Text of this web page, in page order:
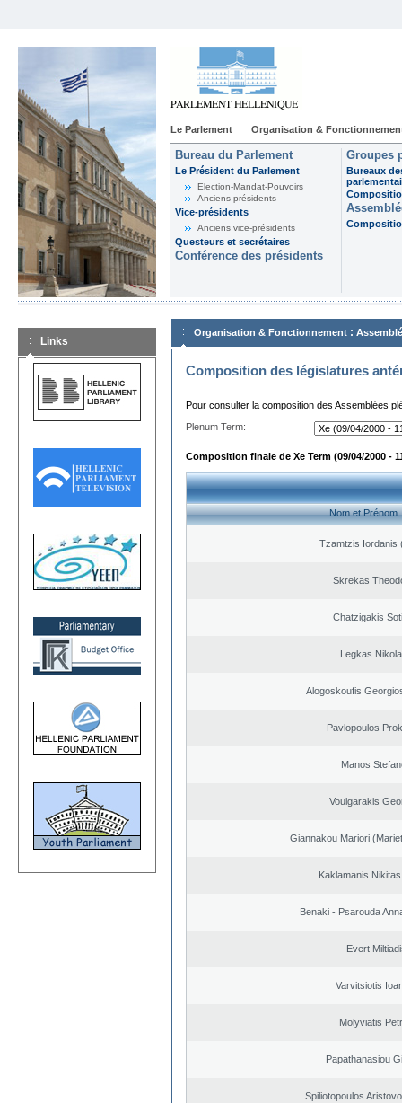
Le Parlement Organisation &
Bureau du Parlement
Le Président du Parlement
Election-Mandat-Pouvoirs
Anciens présidents
Vice-présidents
Anciens vice-présidents
Questeurs et secrétaires
Conférence des présidents
Groupes
Bureaux
Links
Organisation & Fonctionnement :
Composition des législatures
Pour consulter la composition des Assemblées
Plenum Term:
Composition finale de Xe Term (09/04/2000 -
Nom et Prénom
Tzamtzis Iordanis
Skrekas
Chatzigakis
Legkas
Alogoskoufis
Pavlopoulos
Manos
Voulgarakis
Giannakou Mariori
Kaklamanis
Benaki - Psarouda
Evert
Varvitsiotis
Molyviatis
Papathanasiou
Spiliotopoulos